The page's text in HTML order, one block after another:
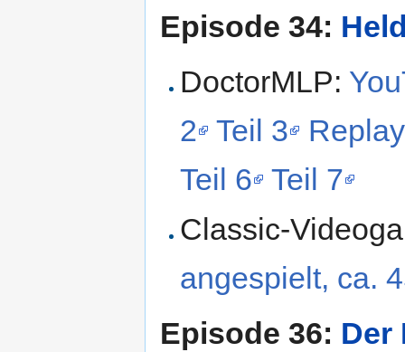
Episode 34:
DoctorMLP:
2 Teil 3
Teil 6 Teil 7
Classic-
angespielt, ca.
Episode 36: Der